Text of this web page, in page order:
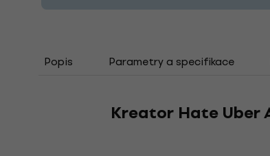
Popis Parametry a specifikace
Kreator Hate Uber